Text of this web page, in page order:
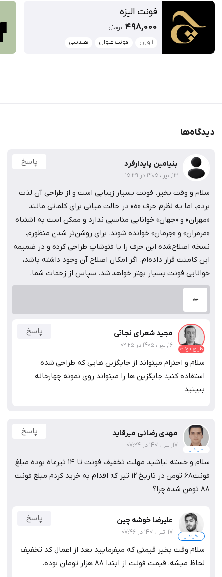
فونت الیزه
498,000 تومان‫ء‬‫
1 وزن
فونت عنوان هندسی
دیدگاه‌ها
بنیامین پایدارفرد
13, تیر ، 1405 در 15:39
پاسخ
سلام و وقت بخیر. فونت بسیار زیبایی است و از طراحی آن لذت
بردم، اما به نظرم حرف «ه» در حالت میانی برای کلماتی مانند
«مهران» و «جهان» خوانایی مناسبی ندارد و ممکن است به اشتباه
«مرمران» و «جرمان» خوانده شوند. برای روشن‌تر شدن منظورم،
نسخه اصلاح‌شده این حرف را با فتوشاپ طراحی کرده و در ضمیمه
این کامنت قرار داده‌ام. اگر امکان اصلاح آن وجود داشته باشد،
خوانایی فونت بسیار بهتر خواهد شد. سپاس از زحمات شما.
طراح فونت
مجید شعرای نجاتی
16, تیر ، 1405 در 02:25
پاسخ
سلام و احترام میتواند از جایگزین هایی که طراحی شده
استفاده کنید جایگزین ها را میتواند روی نمونه چهارخانه
ببینید
خریدار
مهدی رضائی میرقاید
17, تیر ، 1401 در 07:24
پاسخ
سلام و خسته نباشید مهلت تخفیف فونت تا ۱۴ تیرماه بوده مبلغ
فونت۶۸ تومن در تاریخ ۱۲ تیر که اقدام به خرید کردم مبلغ فونت
۸۸ تومن شده چرا؟
خریدار
علیرضا خوشه چین
17, تیر ، 1401 در 07:46
پاسخ
سلام وقت بخیر قیمتی که میفرمایید بعد از اعمال کد تخفیف
لحاظ میشه. قیمت فونت از ابتدا 88 هزار تومان بوده.